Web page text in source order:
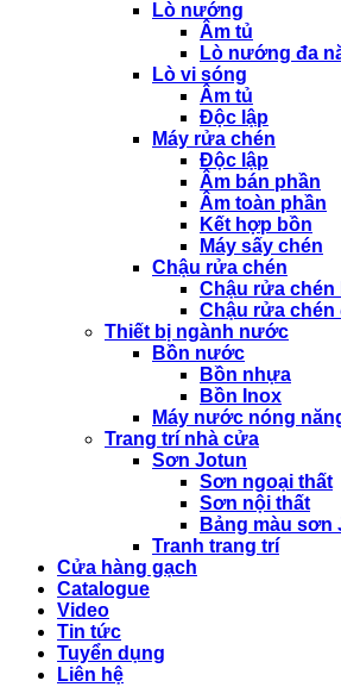
Lò nướng
Âm tủ
Lò nướng đa
Lò vi sóng
Âm tủ
Độc lập
Máy rửa chén
Độc lập
Âm bán phần
Âm toàn phần
Kết hợp bồn
Máy sấy chén
Chậu rửa chén
Chậu rửa chén
Chậu rửa chén
Thiết bị ngành nước
Bồn nước
Bồn nhựa
Bồn Inox
Máy nước nóng
Trang trí nhà cửa
Sơn Jotun
Sơn ngoại thất
Sơn nội thất
Bảng màu sơn
Tranh trang trí
Cửa hàng gạch
Catalogue
Video
Tin tức
Tuyển dụng
Liên hệ